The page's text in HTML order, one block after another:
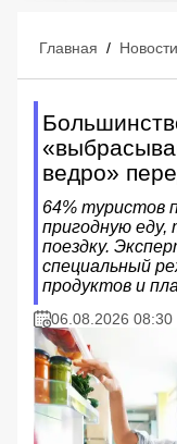
Главная / Новости
ведро»
64% туристов
пригодную еду,
поездку.
специальный
продуктов и
06.08.2026 08:30